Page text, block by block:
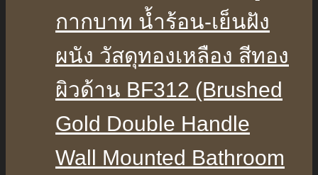
กากบาท น้ำร้อน-เย็นฝัง
ผนัง วัสดุทองเหลือง สีทอง
ผิวด้าน BF312 (Brushed
Gold Double Handle
Wall Mounted Bathroom